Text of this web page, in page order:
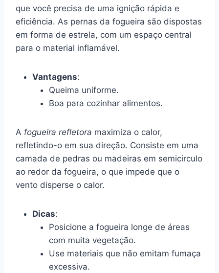
que você precisa de uma ignição rápida e
eficiência. As pernas da fogueira são dispostas
em forma de estrela, com um espaço central
para o material inflamável.
Vantagens:
Queima uniforme.
Boa para cozinhar alimentos.
A fogueira refletora maximiza o calor,
refletindo-o em sua direção. Consiste em uma
camada de pedras ou madeiras em semicirculo
ao redor da fogueira, o que impede que o
vento disperse o calor.
Dicas:
Posicione a fogueira longe de áreas
com muita vegetação.
Use materiais que não emitam fumaça
excessiva.